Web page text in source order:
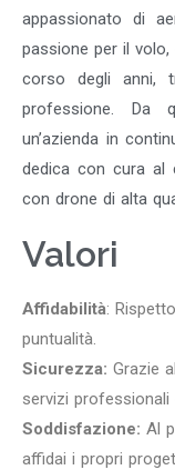
appassionato di
passione per il
corso degli anni,
professione. Da
un’azienda in
dedica con cura al
con drone di alta
Valori
Affidabilità:
puntualità.
Sicurezza: Grazie
servizi professionali
Soddisfazione: Al
affidai i propri